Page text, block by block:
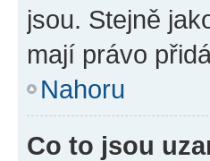
jsou. Stejně
mají právo
Nahoru
Co to jsou